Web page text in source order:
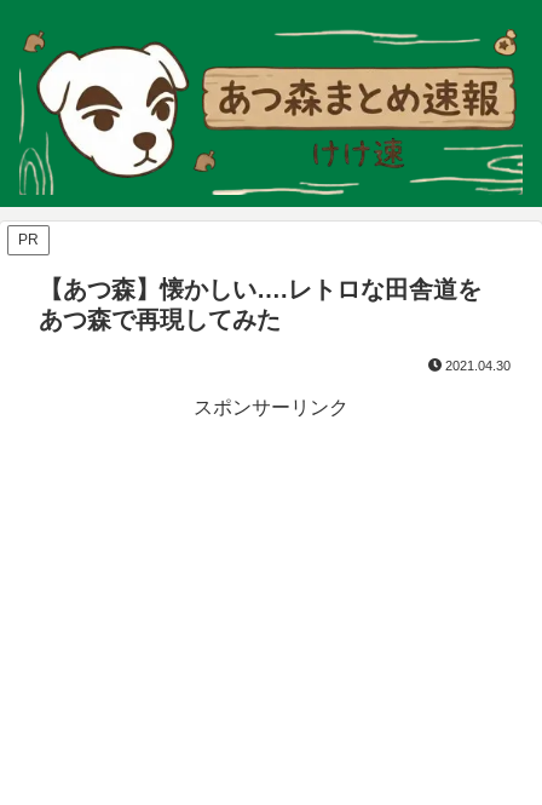
PR
【あつ森】懐かしい….レトロな田舎道を
あつ森で再現してみた
2021.04.30
スポンサーリンク